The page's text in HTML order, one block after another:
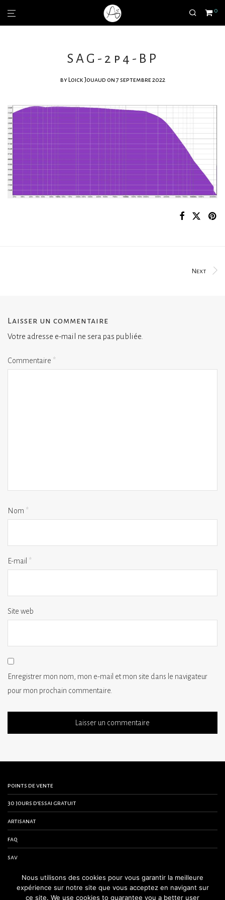
0
SAG-2p4-BP
by Loick Jouaud on 7 septembre 2022
Next
Laisser un commentaire
Votre adresse e-mail ne sera pas publiée.
Commentaire *
Nom *
E-mail *
Site web
Enregistrer mon nom, mon e-mail et mon site dans le navigateur
pour mon prochain commentaire.
points de vente
30 jours d’essai gratuit
artisanat
faq
sav
contactez-nous
conditions générales de vente
Nous utilisons des cookies pour vous garantir la meilleure
expérience sur notre site que vous acceptez en navigant sur
ce site. We use cookies to guarantee you a better user